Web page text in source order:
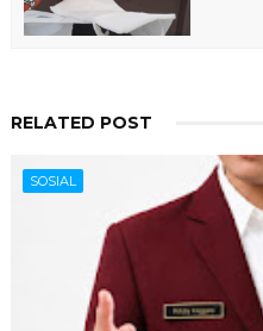
RELATED POST
SOSIAL